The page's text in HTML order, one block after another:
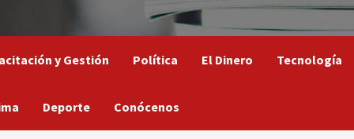
y Gestión Política El Dinero Tecnología
Deporte Conócenos